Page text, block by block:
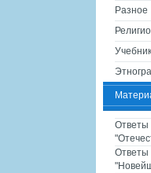
Разное
Ответы
Ответы